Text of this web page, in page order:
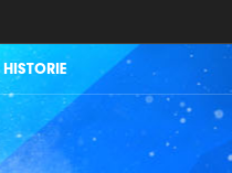
HISTORIE